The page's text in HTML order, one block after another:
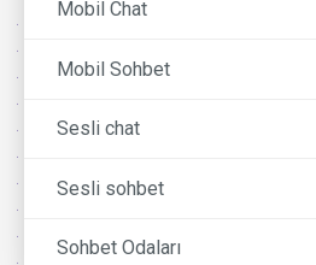
Mobil Chat
Mobil Sohbet
Sesli chat
Sesli sohbet
Sohbet Odaları